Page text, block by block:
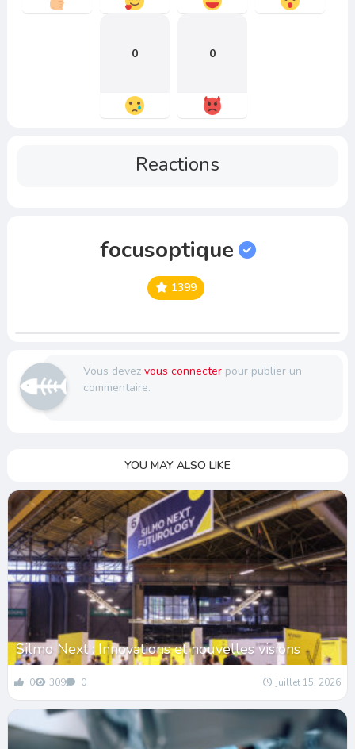
0 0
Reactions
focusoptique
1399
Vous devez vous connecterpour publier un
commentaire.
YOU MAY ALSO LIKE
Silmo Next : Innovations et nouvelles visions
0 309 0 juillet 15, 2026